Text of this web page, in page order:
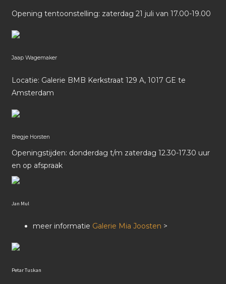
Opening tentoonstelling: zaterdag 21 juli van 17.00-19.00
Jaap Wagemaker
Locatie: Galerie BMB Kerkstraat 129 A, 1017 GE te
Amsterdam
Bregje Horsten
Openingstijden: donderdag t/m zaterdag 12.30-17.30 uur
en op afspraak
Jan Mul
meer informatie Galerie Mia Joosten >
Petar Tuskan